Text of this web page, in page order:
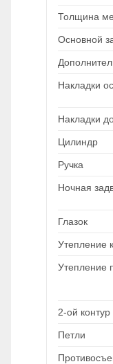
Толщина
Основной
Накладки
Накладки
Цилиндр
Ручка
Ночная
Глазок
Утепление
Утепление
2-ой контур
Петли